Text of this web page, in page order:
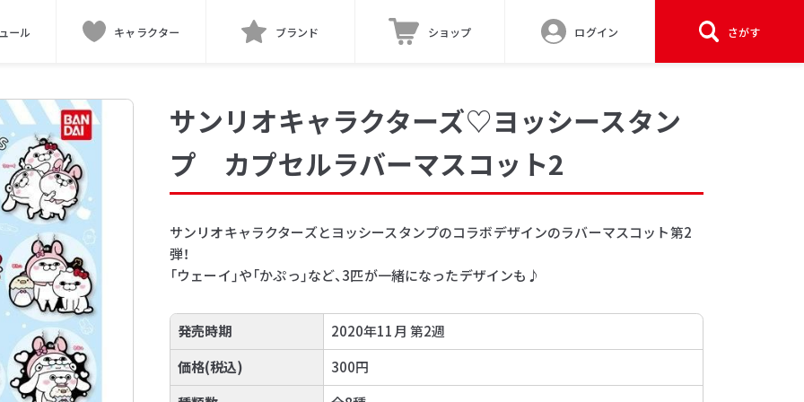
ール キャラクター ブランド ショップ ログイン さがす
サンリオキャラクターズ♡ヨッシースタン
プ カプセルラバーマスコット2
サンリオキャラクターズとヨッシースタンプのコラボデザインのラバーマスコット第2
弾！
「ウェーイ」や「かぷっ」など、3匹が一緒になったデザインも♪
発売時期
2020年11月 第2週
価格(税込)
300円